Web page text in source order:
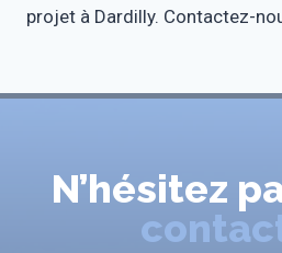
projet à Dardilly. Contactez-
N’hésitez